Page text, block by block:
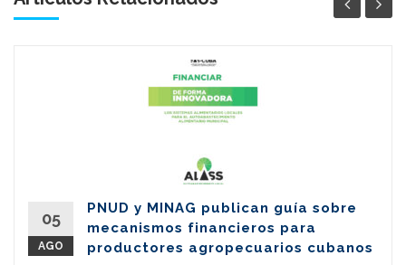
05
AGO
PNUD y MINAG publican guía sobre
mecanismos financieros para
productores agropecuarios cubanos